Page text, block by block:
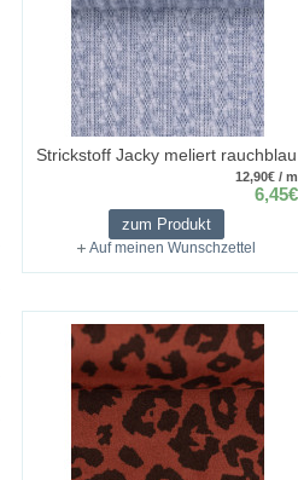
Strickstoff Jacky meliert rauchblau
12,90€ / m
6,45€
zum Produkt
Auf meinen Wunschzettel